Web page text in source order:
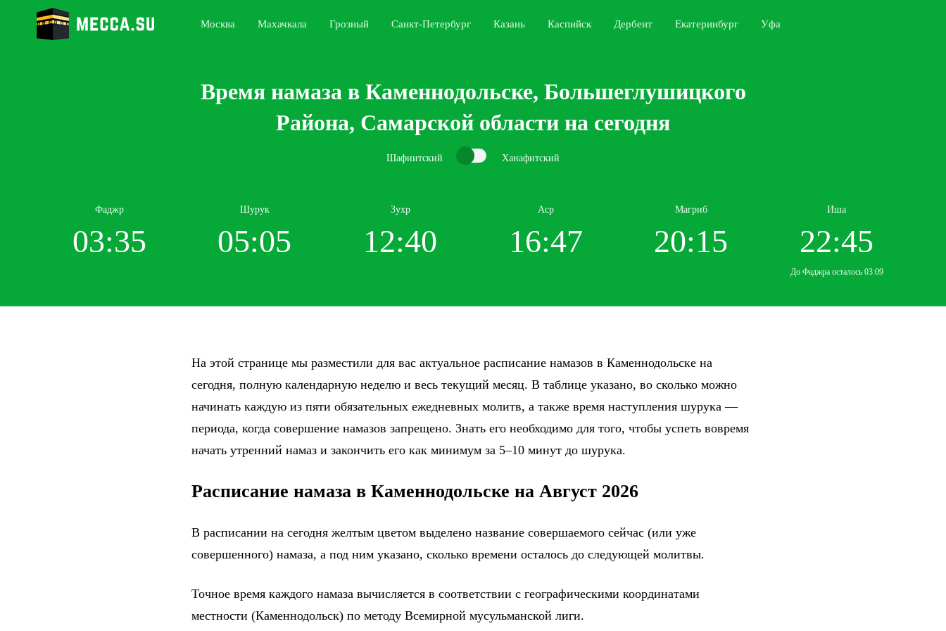
Москва Махачкала Грозный Санкт-Петербург Казань Каспийск Дербент Екатеринбург Уфа
Время намаза в Каменнодольске, Большеглушицкого
Района, Самарской области на сегодня
Шафиитский Ханафитский
Фаджр
03:35
Шурук
05:05
Зухр
12:40
Аср
16:47
Магриб
20:15
Иша
22:45
До Фаджра осталось 03:09
На этой странице мы разместили для вас актуальное расписание намазов в Каменнодольске на
сегодня, полную календарную неделю и весь текущий месяц. В таблице указано, во сколько можно
начинать каждую из пяти обязательных ежедневных молитв, а также время наступления шурука —
периода, когда совершение намазов запрещено. Знать его необходимо для того, чтобы успеть вовремя
начать утренний намаз и закончить его как минимум за 5–10 минут до шурука.
Расписание намаза в Каменнодольске на Август 2026
В расписании на сегодня желтым цветом выделено название совершаемого сейчас (или уже
совершенного) намаза, а под ним указано, сколько времени осталось до следующей молитвы.
Точное время каждого намаза вычисляется в соответствии с географическими координатами
местности (Каменнодольск) по методу Всемирной мусульманской лиги.